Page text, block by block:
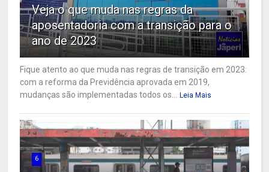
Veja o que muda nas regras da
aposentadoria com a transição para o
ano de 2023
Fique atento ao que muda nas regras de transição em 2023:
com a reforma da Previdência aprovada em 2019,
mudanças são implementadas todos os...
Leia Mais
6